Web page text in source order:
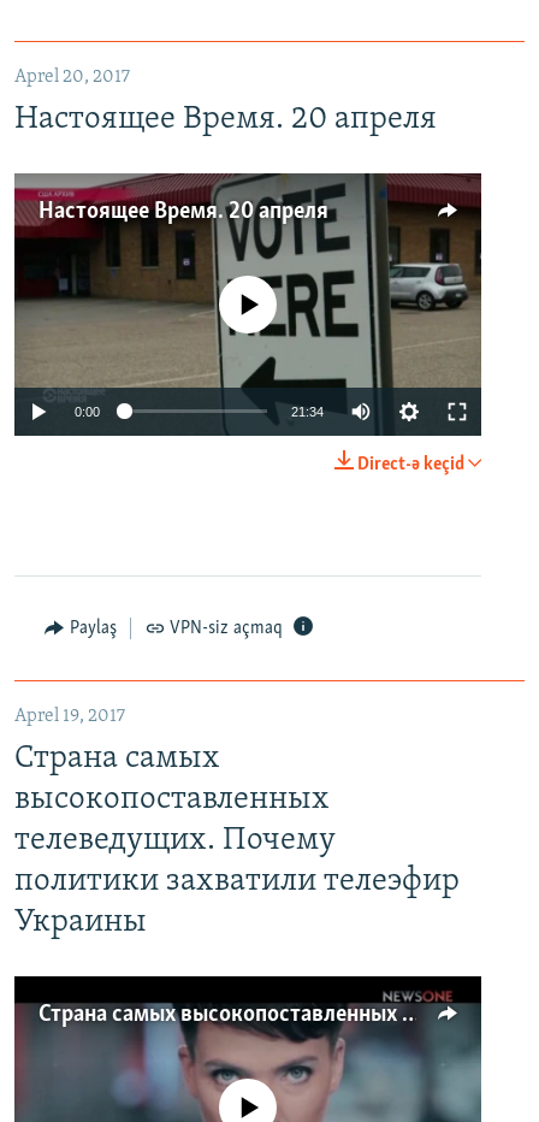
Aprel 20, 2017
Настоящее Время. 20 апреля
Настоящее Время. 20 апреля
No media source currently available
0:00 21:34
Direct-ə keçid
Paylaş VPN-siz açmaq
Aprel 19, 2017
Страна самых
высокопоставленных
телеведущих. Почему
политики захватили телеэфир
Украины
Страна самых высокопоставленных телеведущих. Почему политики захватили телеэфир Украины
No media source currently available